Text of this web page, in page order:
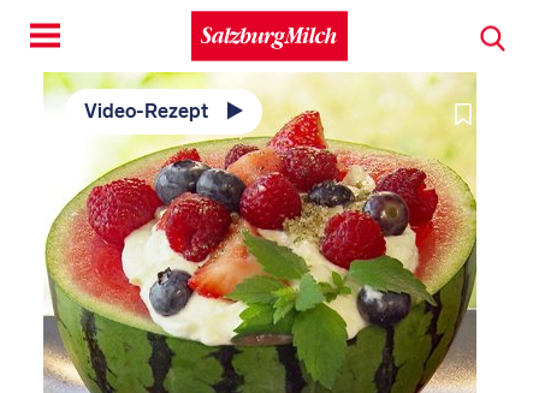
Toggle
navigation
Video-Rezept